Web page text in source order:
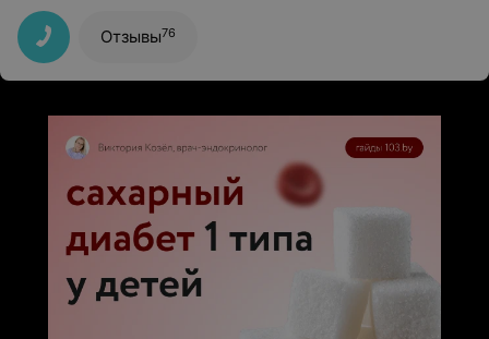
угол, в результате образовалась гематома. И после
родов мне делали операцию. Жалобу не подавала из
за нехватки времени и ресурсов. А принимали роды:
Стасевич Светлана Михайловна и Зыбайло Полина.
Отзывы76